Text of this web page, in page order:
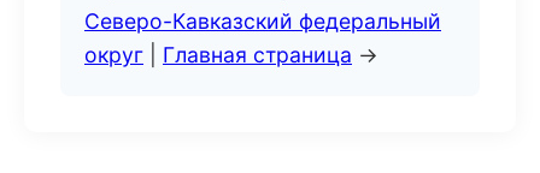
Северо-Кавказский федеральный
округ
Главная страница →